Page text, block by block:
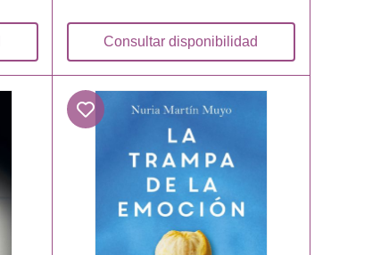
Consultar disponibilidad